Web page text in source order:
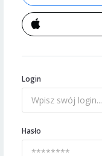
Login
Hasło